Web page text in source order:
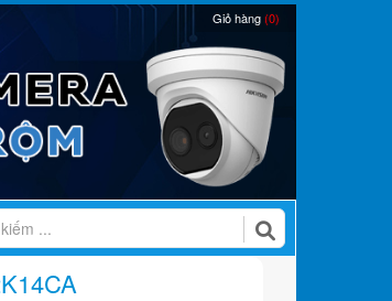
Giỏ hàng(0)